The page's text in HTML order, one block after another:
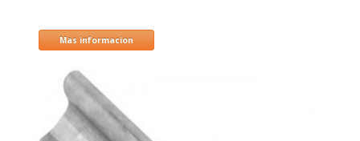
Mas informacion